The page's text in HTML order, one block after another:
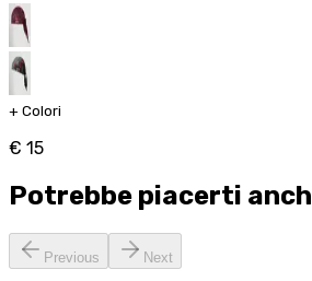
+ Colori
€ 15
Potrebbe piacerti
Previous Next